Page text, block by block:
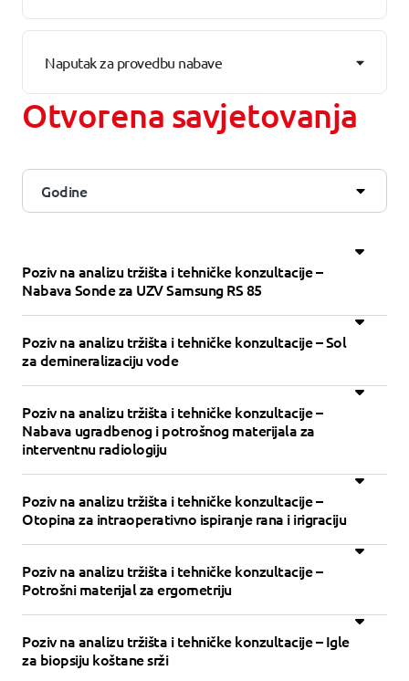
Naputak za provedbu nabave
Otvorena savjetovanja
Godine
Poziv na analizu tržišta i tehničke konzultacije –
Nabava Sonde za UZV Samsung RS 85
Poziv na analizu tržišta i tehničke konzultacije – Sol
za demineralizaciju vode
Poziv na analizu tržišta i tehničke konzultacije –
Nabava ugradbenog i potrošnog materijala za
interventnu radiologiju
Poziv na analizu tržišta i tehničke konzultacije –
Otopina za intraoperativno ispiranje rana i irigraciju
Poziv na analizu tržišta i tehničke konzultacije –
Potrošni materijal za ergometriju
Poziv na analizu tržišta i tehničke konzultacije – Igle
za biopsiju koštane srži